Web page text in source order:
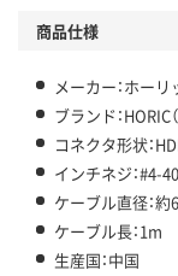
商品仕様
メーカー：ホーリ
ブランド：HORIC
コネクタ形状：
インチネジ：#4-
ケーブル直径：
ケーブル長：1m
生産国：中国